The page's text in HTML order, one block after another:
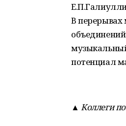
В перерывах
потенциал
▲ Коллеги